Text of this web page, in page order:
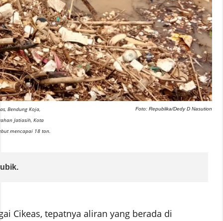
Bendung Koja,
Jatiasih, Kota
mencapai 18 ton.
Foto: Republika/Dedy D Nasution
Cikeas, tepatnya aliran yang berada di